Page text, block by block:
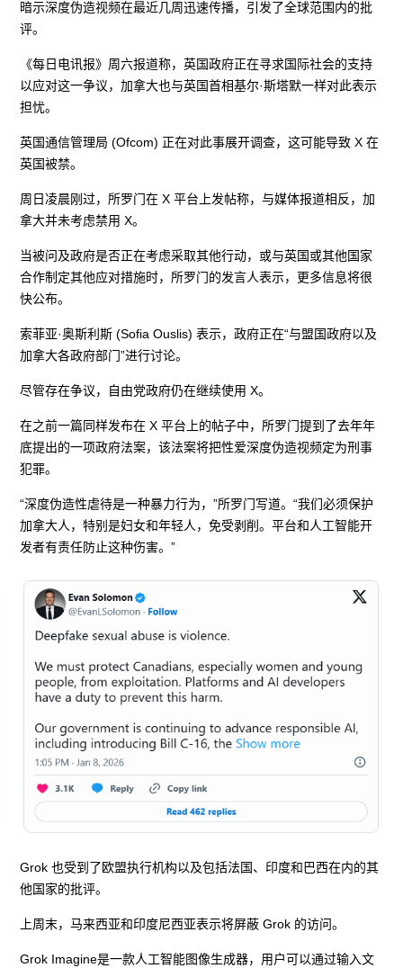
暗示深度伪造视频在最近几周迅速传播，引发了全球范围内的批
评。
《每日电讯报》周六报道称，英国政府正在寻求国际社会的支持
以应对这一争议，加拿大也与英国首相基尔·斯塔默一样对此表示
担忧。
英国通信管理局 (Ofcom) 正在对此事展开调查，这可能导致 X 在
英国被禁。
周日凌晨刚过，所罗门在 X 平台上发帖称，与媒体报道相反，加
拿大并未考虑禁用 X。
当被问及政府是否正在考虑采取其他行动，或与英国或其他国家
合作制定其他应对措施时，所罗门的发言人表示，更多信息将很
快公布。
索菲亚·奥斯利斯 (Sofia Ouslis) 表示，政府正在“与盟国政府以及
加拿大各政府部门”进行讨论。
尽管存在争议，自由党政府仍在继续使用 X。
在之前一篇同样发布在 X 平台上的帖子中，所罗门提到了去年年
底提出的一项政府法案，该法案将把性爱深度伪造视频定为刑事
犯罪。
“深度伪造性虐待是一种暴力行为，”所罗门写道。“我们必须保护
加拿大人，特别是妇女和年轻人，免受剥削。平台和人工智能开
发者有责任防止这种伤害。”
Grok 也受到了欧盟执行机构以及包括法国、印度和巴西在内的其
他国家的批评。
上周末，马来西亚和印度尼西亚表示将屏蔽 Grok 的访问。
Grok Imagine是一款人工智能图像生成器，用户可以通过输入文